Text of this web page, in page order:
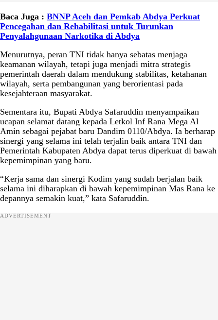
Baca Juga : BNNP Aceh dan Pemkab Abdya Perkuat
Pencegahan dan Rehabilitasi untuk Turunkan
Penyalahgunaan Narkotika di Abdya
Menurutnya, peran TNI tidak hanya sebatas menjaga
keamanan wilayah, tetapi juga menjadi mitra strategis
pemerintah daerah dalam mendukung stabilitas, ketahanan
wilayah, serta pembangunan yang berorientasi pada
kesejahteraan masyarakat.
Sementara itu, Bupati Abdya Safaruddin menyampaikan
ucapan selamat datang kepada Letkol Inf Rana Mega Al
Amin sebagai pejabat baru Dandim 0110/Abdya. Ia berharap
sinergi yang selama ini telah terjalin baik antara TNI dan
Pemerintah Kabupaten Abdya dapat terus diperkuat di bawah
kepemimpinan yang baru.
“Kerja sama dan sinergi Kodim yang sudah berjalan baik
selama ini diharapkan di bawah kepemimpinan Mas Rana ke
depannya semakin kuat,” kata Safaruddin.
ADVERTISEMENT